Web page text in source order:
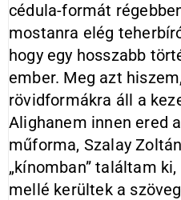
cédula-formát
mostanra elég
hogy egy hosszabb
ember. Meg azt
rövidformákra áll a
Alighanem innen ered
műforma, Szalay
„kínomban” találtam
mellé kerültek a